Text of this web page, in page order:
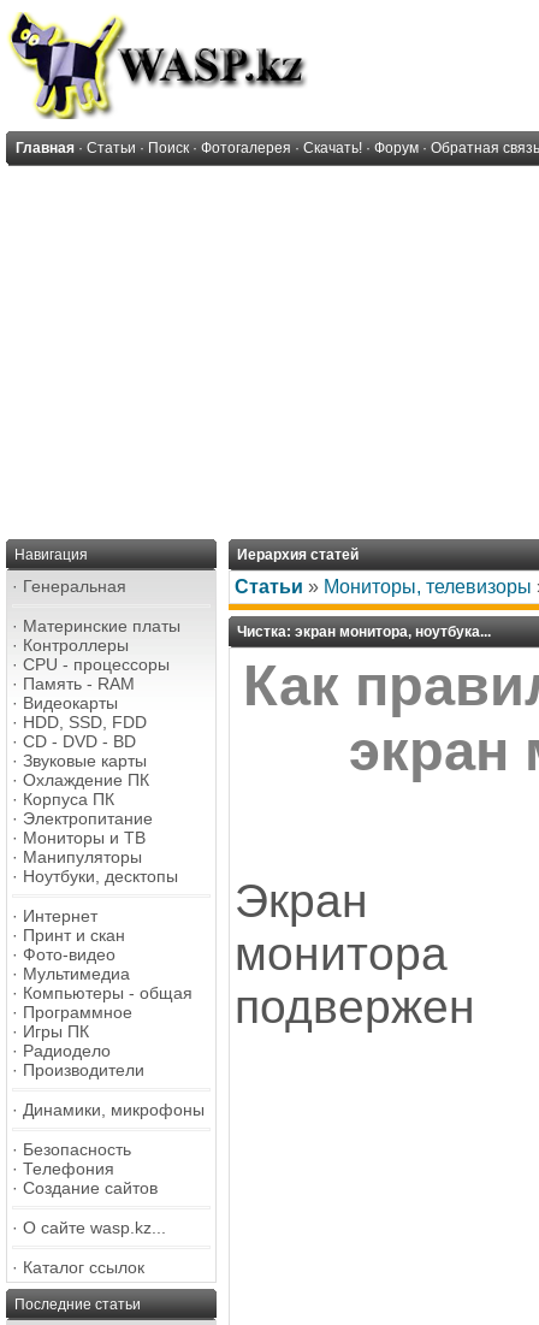
Главная · Статьи · Поиск · Фотогалерея · Скачать! · Форум · Обратная связь
Навигация
· Генеральная
· Материнские платы
· Контроллеры
· CPU - процессоры
· Память - RAM
· Видеокарты
· HDD, SSD, FDD
· CD - DVD - BD
· Звуковые карты
· Охлаждение ПК
· Корпуса ПК
· Электропитание
· Мониторы и ТВ
· Манипуляторы
· Ноутбуки, десктопы
· Интернет
· Принт и скан
· Фото-видео
· Мультимедиа
· Компьютеры - общая
· Программное
· Игры ПК
· Радиодело
· Производители
· Динамики, микрофоны
· Безопасность
· Телефония
· Создание сайтов
· О сайте wasp.kz...
· Каталог ссылок
Последние статьи
Иерархия статей
Статьи » Мониторы, телевизоры
Чистка: экран монитора, ноутбука...
Как
экран
Экран
монитора
подвержен